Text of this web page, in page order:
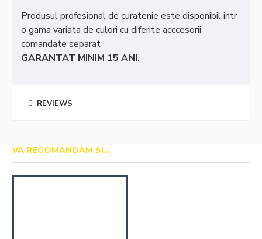
Produsul profesional de curatenie este disponibil intr
o gama variata de culori cu diferite acccesorii
comandate separat
GARANTAT MINIM 15 ANI.
REVIEWS
VA RECOMANDAM SI...